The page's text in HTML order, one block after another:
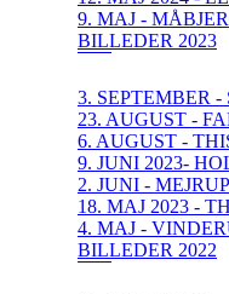
9. MAJ -
BILLEDER 2023
3. SEPTEMBER -
23. AUGUST -
6. AUGUST -
9. JUNI 2023-
2. JUNI - MEJRUP
18. MAJ 2023 -
4. MAJ -
BILLEDER 2022